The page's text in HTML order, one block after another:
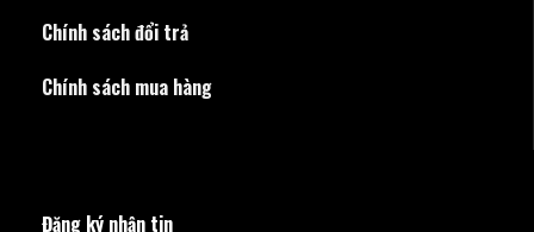
Chính sách đổi trả
Chính sách mua hàng
Đăng ký nhận tin